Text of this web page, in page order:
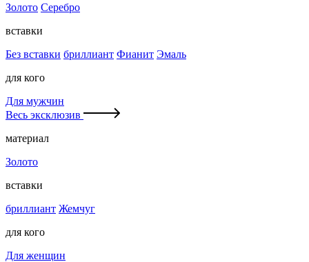
Золото Серебро
вставки
Без вставки бриллиант Фианит Эмаль
для кого
Для мужчин
Весь эксклюзив
материал
Золото
вставки
бриллиант Жемчуг
для кого
Для женщин